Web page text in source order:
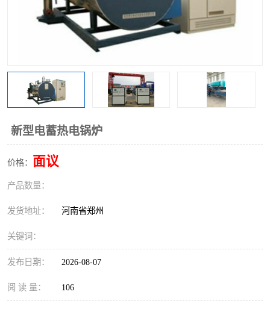
新型电蓄热电锅炉
价格： 面议
产品数量：
发货地址： 河南省郑州
关键词：
发布日期： 2026-08-07
阅 读 量： 106